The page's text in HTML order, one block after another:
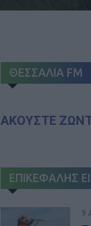
ΘΕΣΣΑΛΙΑ FM
ΑΚΟΥΣΤΕ
ΕΠΙΚΕΦΑΛΗΣ
9